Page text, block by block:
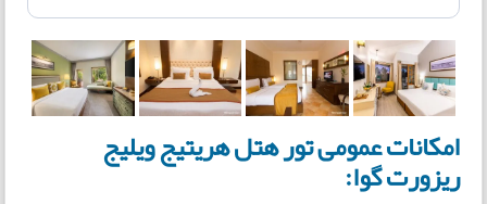
امکانات عمومی تور هتل هریتیج ویلیج
ریزورت گوا: